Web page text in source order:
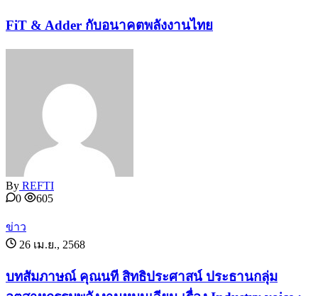
FiT & Adder กับอนาคตพลังงานไทย
By REFTI
0
605
ข่าว
26 เม.ย., 2568
บทสัมภาษณ์ คุณนที สิทธิประศาสน์ ประธานกลุ่ม